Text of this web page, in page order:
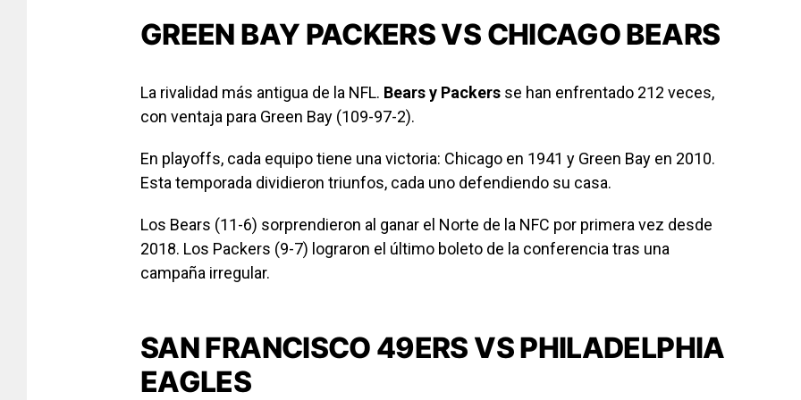
GREEN BAY PACKERS VS CHICAGO BEARS
La rivalidad más antigua de la NFL. Bears y Packers se han enfrentado 212 veces,
con ventaja para Green Bay (109-97-2).
En playoffs, cada equipo tiene una victoria: Chicago en 1941 y Green Bay en 2010.
Esta temporada dividieron triunfos, cada uno defendiendo su casa.
Los Bears (11-6) sorprendieron al ganar el Norte de la NFC por primera vez desde
2018. Los Packers (9-7) lograron el último boleto de la conferencia tras una
campaña irregular.
SAN FRANCISCO 49ERS VS PHILADELPHIA
EAGLES